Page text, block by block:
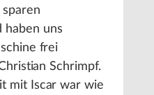
haben uns
frei
Schrimpf.
mit Iscar war wie